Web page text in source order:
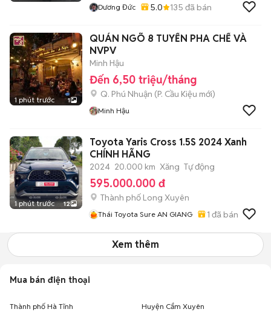
Dương Đức 5.0 135 đã bán
1 phút trước 1
QUÁN NGÕ 8 TUYỂN PHA CHẾ VÀ
NVPV
Minh Hậu
Đến 6,50 triệu/tháng
Q. Phú Nhuận (P. Cầu Kiệu mới)
Minh Hậu
1 phút trước 12
Toyota Yaris Cross 1.5S 2024 Xanh
CHÍNH HÃNG
2024 20.000 km Xăng Tự động
595.000.000 đ
Thành phố Long Xuyên
Thái Toyota Sure AN GIANG 1 đã bán
Xem thêm
Mua bán điện thoại
Thành phố Hà Tĩnh Huyện Cẩm Xuyên